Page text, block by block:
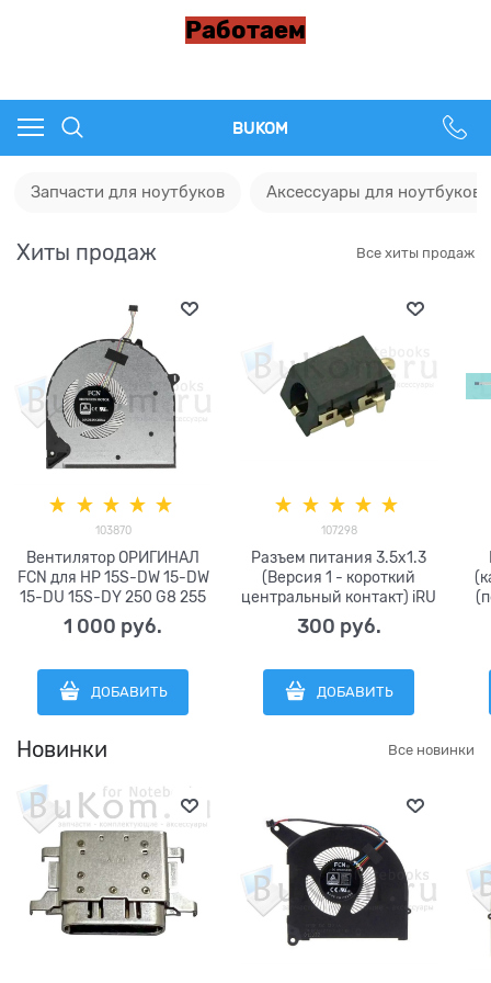
Работаем
BUKOM
Запчасти для ноутбуков Аксессуары для ноутбуков
Хиты продаж Все хиты продаж
103870
Вентилятор ОРИГИНАЛ
FCN для HP 15S-DW 15-DW
15-DU 15S-DY 250 G8 255
G9 G8 256 G8 TPN-C139
TPN-C151 серии FCN
Sunon EF50040S1-1C010-
S9A Delta NS85B23-18J34
DC5V 0.5A (4pin)
001
1 000 руб.
ДОБАВИТЬ
107298
Разъем питания 3.5x1.3
(Версия 1 - короткий
центральный контакт) iRU
Калибр 15PH | Azerty jack |
Gateway GWTN141-40BK
GWTN141-4BK GWTN141-
4BL GWT141N-10BI | Haiyer
300 руб.
ДОБАВИТЬ
Новинки Все новинки